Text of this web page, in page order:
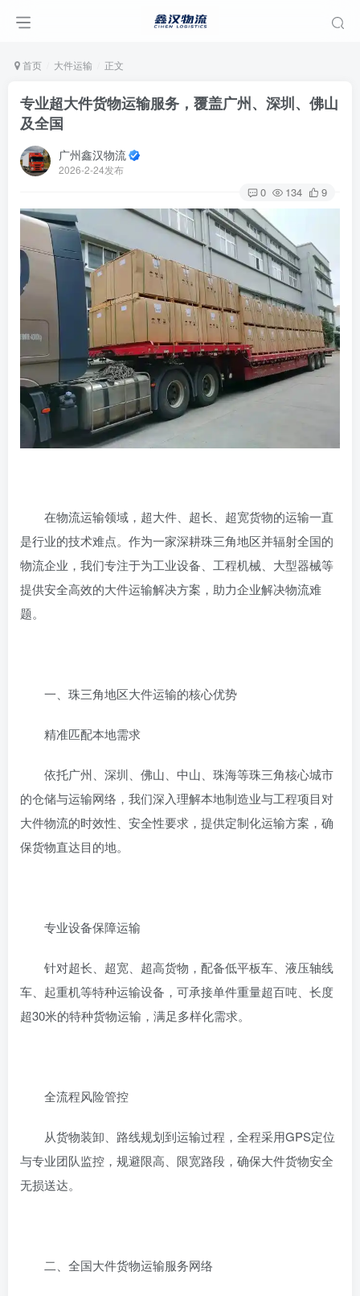
首页 大件运输 正文
专业超大件货物运输服务，覆盖广州、深圳、佛山
及全国
广州鑫汉物流
2026-2-24发布
0 134 9
在物流运输领域，超大件、超长、超宽货物的运输一直
是行业的技术难点。作为一家深耕珠三角地区并辐射全国的
物流企业，我们专注于为工业设备、工程机械、大型器械等
提供安全高效的大件运输解决方案，助力企业解决物流难
题。
‌一、珠三角地区大件运输的核心优势‌
‌精准匹配本地需求‌
依托广州、深圳、佛山、中山、珠海等珠三角核心城市
的仓储与运输网络，我们深入理解本地制造业与工程项目对
大件物流的时效性、安全性要求，提供定制化运输方案，确
保货物直达目的地。
‌专业设备保障运输‌
针对超长、超宽、超高货物，配备低平板车、液压轴线
车、起重机等特种运输设备，可承接单件重量超百吨、长度
超30米的特种货物运输，满足多样化需求。
‌全流程风险管控‌
从货物装卸、路线规划到运输过程，全程采用GPS定位
与专业团队监控，规避限高、限宽路段，确保大件货物安全
无损送达。
‌二、全国大件货物运输服务网络‌